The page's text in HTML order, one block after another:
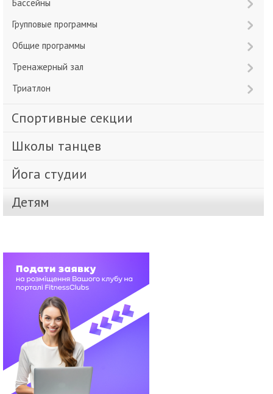
Бассейны
Групповые программы
Общие программы
Тренажерный зал
Триатлон
Спортивные секции
Школы танцев
Йога студии
Детям